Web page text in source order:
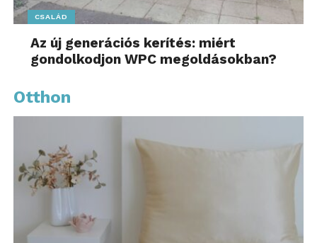
CSALÁD
Az új generációs kerítés: miért
gondolkodjon WPC megoldásokban?
Otthon